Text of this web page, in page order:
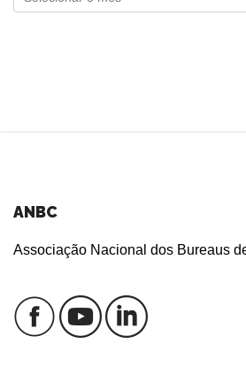
ANBC
Associação Nacional dos Bureaus